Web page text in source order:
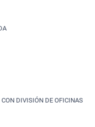
DIVISIÓN DE OFICINAS